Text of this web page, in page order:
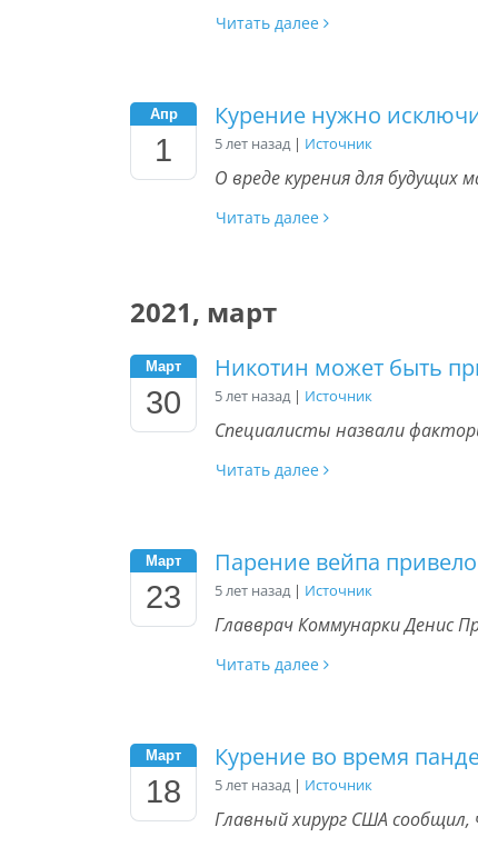
Читать далее
Апр
1
Курение нужно
5 лет назад | Источник
О вреде курения для будущих
Читать далее
2021, март
Март
30
Никотин может быть
5 лет назад | Источник
Специалисты назвали
Читать далее
Март
23
Парение вейпа
5 лет назад | Источник
Главврач Коммунарки Денис
Читать далее
Март
18
Курение во время
5 лет назад | Источник
Главный хирург США